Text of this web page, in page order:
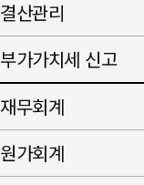
결산관리
부가가치세 신고
재무회계
원가회계